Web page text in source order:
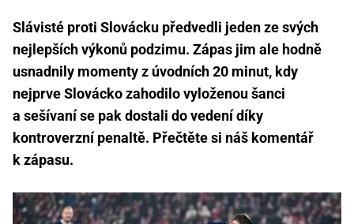
Slávisté proti Slovácku předvedli jeden ze svých
nejlepších výkonů podzimu. Zápas jim ale hodně
usnadnily momenty z úvodních 20 minut, kdy
nejprve Slovácko zahodilo vyloženou šanci
a sešívaní se pak dostali do vedení díky
kontroverzní penaltě. Přečtěte si náš komentář
k zápasu.